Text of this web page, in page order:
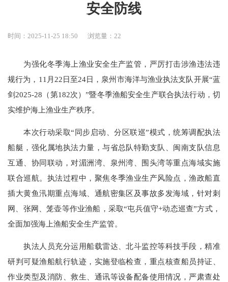
安全防线
时间：2025-11-25 18:50 浏览量：22
为强化冬季海上渔业安全生产监管，严厉打击涉渔违法违
规行为，11月22日至24日，泉州市海洋与渔业执法支队开展“蓝
剑2025-28（第182次）”暨冬季渔船安全生产联合执法行动，切
实维护海上渔业生产秩序。
本次行动采取“同步启动、分区联巡”模式，统筹调配执法
船艇，强化属地执法力量，与省总队特勤支队、闽南支队信息
互通、协同联动，对湄洲湾、泉州湾、围头湾等重点海域实施
联合巡航。执法过程中，聚焦冬季渔业生产风险点，渔政船直
插大黄鱼汛期重点海域、通航密集区及事故多发海域，针对刺
网、张网、笼壶等作业渔船，采取“屯兵值守+动态巡查”方式，
全面加强海上渔船安全生产监管。
执法人员充分运用船载雷达、北斗监控等科技手段，精准
研判可疑渔船航行轨迹，实施登临检查，重点核查船员持证、
作业类型及消防、救生、通讯等设备配备使用情况，严肃查处